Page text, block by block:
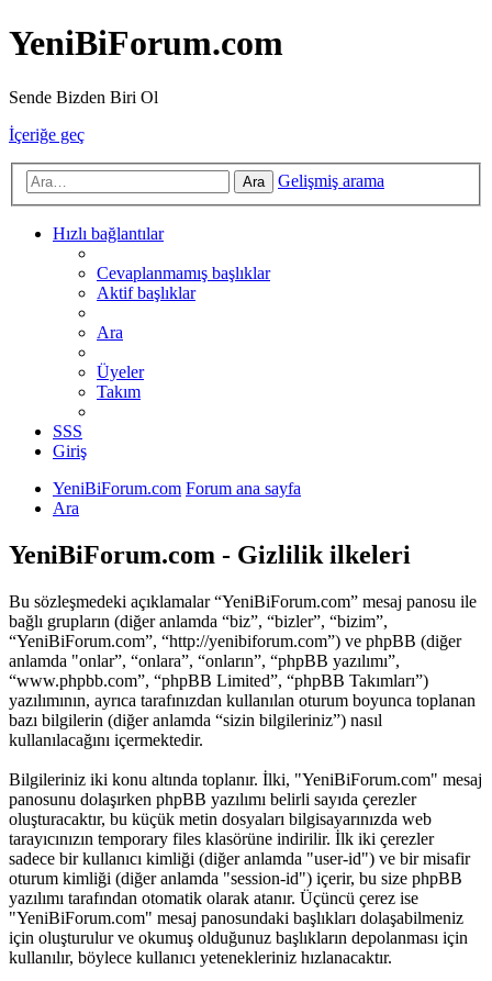
YeniBiForum.com
Sende Bizden Biri Ol
İçeriğe geç
Ara Gelişmiş arama
Hızlı bağlantılar
Cevaplanmamış başlıklar
Aktif başlıklar
Ara
Üyeler
Takım
SSS
Giriş
YeniBiForum.com Forum ana sayfa
Ara
YeniBiForum.com - Gizlilik ilkeleri
Bu sözleşmedeki açıklamalar “YeniBiForum.com” mesaj panosu ile
bağlı grupların (diğer anlamda “biz”, “bizler”, “bizim”,
“YeniBiForum.com”, “http://yenibiforum.com”) ve phpBB (diğer
anlamda "onlar”, “onlara”, “onların”, “phpBB yazılımı”,
“www.phpbb.com”, “phpBB Limited”, “phpBB Takımları”)
yazılımının, ayrıca tarafınızdan kullanılan oturum boyunca toplanan
bazı bilgilerin (diğer anlamda “sizin bilgileriniz”) nasıl
kullanılacağını içermektedir.
Bilgileriniz iki konu altında toplanır. İlki, "YeniBiForum.com" mesaj
panosunu dolaşırken phpBB yazılımı belirli sayıda çerezler
oluşturacaktır, bu küçük metin dosyaları bilgisayarınızda web
tarayıcınızın temporary files klasörüne indirilir. İlk iki çerezler
sadece bir kullanıcı kimliği (diğer anlamda "user-id") ve bir misafir
oturum kimliği (diğer anlamda "session-id") içerir, bu size phpBB
yazılımı tarafından otomatik olarak atanır. Üçüncü çerez ise
"YeniBiForum.com" mesaj panosundaki başlıkları dolaşabilmeniz
için oluşturulur ve okumuş olduğunuz başlıkların depolanması için
kullanılır, böylece kullanıcı yetenekleriniz hızlanacaktır.